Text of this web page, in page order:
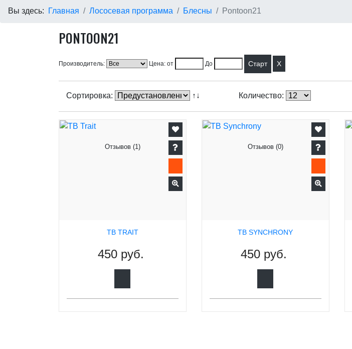
Вы здесь: Главная Лососевая программа Блесны Pontoon21
PONTOON21
Производитель: Цена: от До X
Сортировка: ↑↓ Количество:
Отзывов (1)
TB TRAIT
450 руб.
Отзывов (0)
TB SYNCHRONY
450 руб.